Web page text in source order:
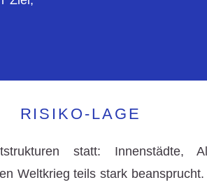
RISIKO-LAGE
statt: Innenstädte,
Weltkrieg teils stark